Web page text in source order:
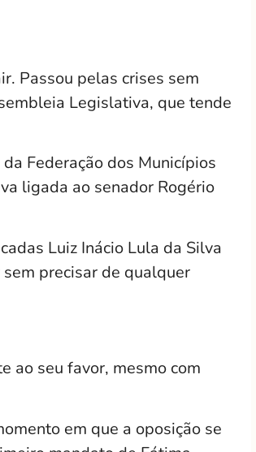
Passou pelas crises sem
Legislativa, que tende
Federação dos Municípios
ligada ao senador Rogério
Luiz Inácio Lula da Silva
precisar de qualquer
ao seu favor, mesmo com
em que a oposição se